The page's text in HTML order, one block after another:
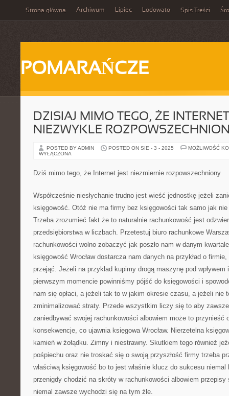
Strona główna Archiwum Lipiec Lodowato Spis Treści
POMARAŃCZE
DZISIAJ MIMO TEGO, ŻE
NIEZWYKLE
POSTED BY ADMIN POSTED ON SIE - 3 - 2025
MOŻLIWOŚĆ
WYŁĄCZONA
Dziś mimo tego, że Internet jest niezmiernie rozpowszechniony
Współcześnie niesłychanie trudno jest wieść jednostkę jeżeli
księgowość. Otóż nie ma firmy bez księgowości tak samo jak nie
Trzeba zrozumieć fakt że to naturalnie rachunkowość jest
przedsiębiorstwa w liczbach. Przetestuj biuro rachunkowe
rachunkowości wolno zobaczyć jak poszło nam w danym
księgowość Wrocław dostarcza nam danych na przykład o
przejąć. Jeżeli na przykład kupimy drogą maszynę pod wpływem
pierwszym momencie powinniśmy pójść do księgowości i
nam się opłaci, a jeżeli tak to w jakim okresie czasu, a jeżeli nie
zminimalizować straty. Przede wszystkim liczy się to aby
zaniedbywać swojej rachunkowości albowiem może to przynieść
konsekwencje, co ujawnia księgowa Wrocław. Nierzetelna
kamień w żołądku. Zimny i niestrawny. Skutkiem tego również
pośpiechu oraz nie troskać się o swoją przyszłość firmy trzeba
właściwą księgowość bo to jest właśnie klucz do sukcesu
przenigdy chodzić na skróty w rachunkowości albowiem
niemal zawsze wychodzi się na tym źle.